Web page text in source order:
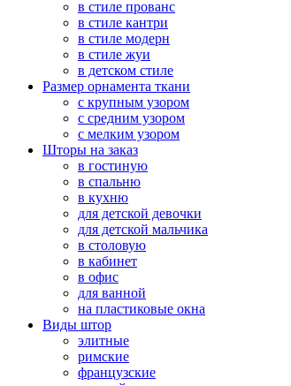
в стиле прованс
в стиле кантри
в стиле модерн
в стиле жуи
в детском стиле
Размер орнамента ткани
с крупным узором
с средним узором
с мелким узором
Шторы на заказ
в гостиную
в спальню
в кухню
для детской девочки
для детской мальчика
в столовую
в кабинет
в офис
для ванной
на пластиковые окна
Виды штор
элитные
римские
французские